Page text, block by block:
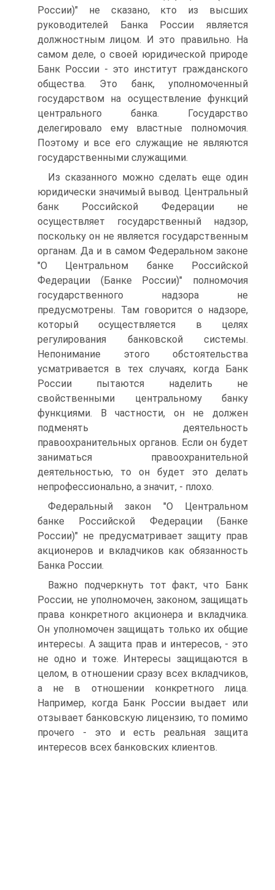
России)" не сказано, кто из высших
руководителей Банка России является
должностным лицом. И это правильно. На
самом деле, о своей юридической природе
Банк России - это институт гражданского
общества. Это банк, уполномоченный
государством на осуществление функций
центрального банка. Государство
делегировало ему властные полномочия.
Поэтому и все его служащие не являются
государственными служащими.
Из сказанного можно сделать еще один
юридически значимый вывод. Центральный
банк Российской Федерации не
осуществляет государственный надзор,
поскольку он не является государственным
органам. Да и в самом Федеральном законе
"О Центральном банке Российской
Федерации (Банке России)" полномочия
государственного надзора не
предусмотрены. Там говорится о надзоре,
который осуществляется в целях
регулирования банковской системы.
Непонимание этого обстоятельства
усматривается в тех случаях, когда Банк
России пытаются наделить не
свойственными центральному банку
функциями. В частности, он не должен
подменять деятельность
правоохранительных органов. Если он будет
заниматься правоохранительной
деятельностью, то он будет это делать
непрофессионально, а значит, - плохо.
Федеральный закон "О Центральном
банке Российской Федерации (Банке
России)" не предусматривает защиту прав
акционеров и вкладчиков как обязанность
Банка России.
Важно подчеркнуть тот факт, что Банк
России, не уполномочен, законом, защищать
права конкретного акционера и вкладчика.
Он уполномочен защищать только их общие
интересы. А защита прав и интересов, - это
не одно и тоже. Интересы защищаются в
целом, в отношении сразу всех вкладчиков,
а не в отношении конкретного лица.
Например, когда Банк России выдает или
отзывает банковскую лицензию, то помимо
прочего - это и есть реальная защита
интересов всех банковских клиентов.